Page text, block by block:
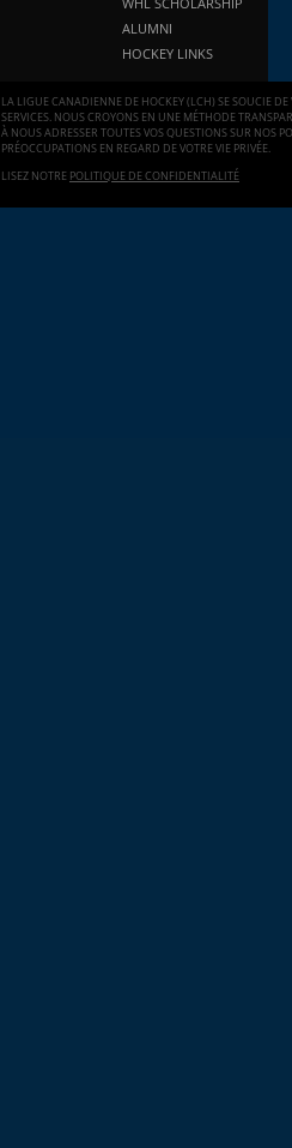
ALUMNI
HOCKEY LINKS
LA LIGUE CANADIENNE DE HOCKEY (LCH) SE SOUCIE DE
SERVICES. NOUS CROYONS EN UNE MÉTHODE
À NOUS ADRESSER TOUTES VOS QUESTIONS SUR NOS
PRÉOCCUPATIONS EN REGARD DE VOTRE VIE PRIVÉE.
LISEZ NOTRE POLITIQUE DE CONFIDENTIALITÉ